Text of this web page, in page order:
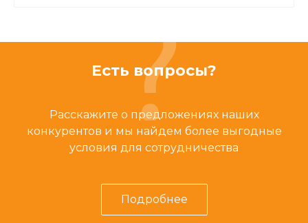
Есть вопросы?
Расскажите о предложениях наших
конкурентов и мы найдем более выгодные
условия для сотрудничества
Подробнее